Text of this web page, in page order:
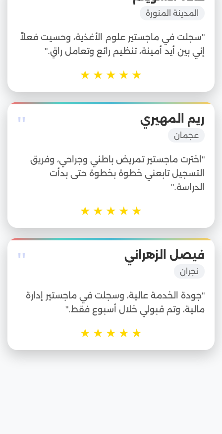
المدينة المنورة
"سجلت في ماجستير علوم الأغذية، وحسيت فعلاً
إني بين أيد أمينة، تنظيم رائع وتعامل راقٍ."
★
★
★
★
★
" ريم المهيري
عجمان
"اخترت ماجستير تمريض باطني وجراحي، وفريق
التسجيل تابعني خطوة بخطوة حتى بدأت
الدراسة."
★
★
★
★
★
" فيصل الزهراني
نجران
"جودة الخدمة عالية، وسجلت في ماجستير إدارة
مالية، وتم قبولي خلال أسبوع فقط."
★
★
★
★
★